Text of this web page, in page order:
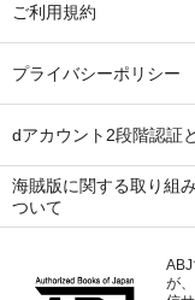
ご利用規約
プライバシーポリシー
dアカウント2段階認証
海賊版に関する取り組
ついて
が